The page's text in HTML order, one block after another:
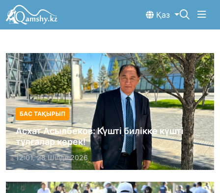
Қаз
БАС ТАҚЫРЫП
Асхат Асылбеков: Күшті билікке күшті
тұлғалар керек!
12:01, 28 Шілде 2026